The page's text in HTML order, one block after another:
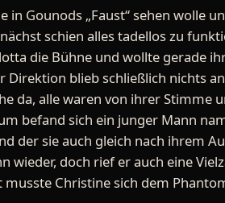
in Gounods „Faust“ sehen wolle
schien alles tadellos zu
die Bühne und wollte gerade
Direktion blieb schließlich nichts
da, alle waren von ihrer Stimme
befand sich ein junger Mann
der sie auch gleich nach ihrem
wieder, doch rief er auch eine
Christine sich dem